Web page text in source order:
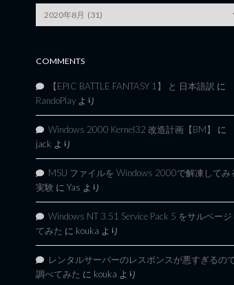
Archives
COMMENTS
【EPIC BATTLE FANTASY 1】 と 日本語訳 に
RandoPlay より
Windows 2000 Kernel32 改造計画【BM】
に
jack より
MSU ファイルを Windows 2000で解凍してみ
実験 に Yas より
Windows NT 3.51 Service Pack 5 をサルベージ
てみた に kouka より
レンタルサーバーのレスポンスが悪すぎるの
調べてみた に kouka より